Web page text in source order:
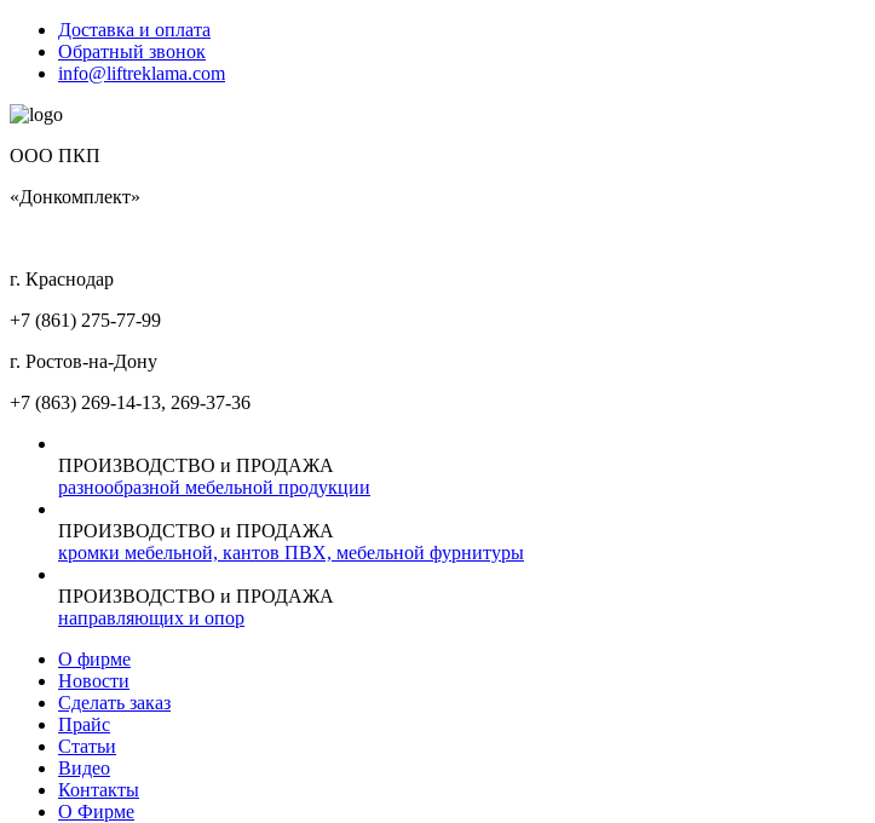
Доставка и оплата
Обратный звонок
info@liftreklama.com
ООО ПКП
«Донкомплект»
г. Краснодар
+7 (861) 275-77-99
г. Ростов-на-Дону
+7 (863) 269-14-13, 269-37-36
ПРОИЗВОДСТВО и ПРОДАЖА
разнообразной мебельной продукции
ПРОИЗВОДСТВО и ПРОДАЖА
кромки мебельной, кантов ПВХ, мебельной фурнитуры
ПРОИЗВОДСТВО и ПРОДАЖА
направляющих и опор
О фирме
Новости
Сделать заказ
Прайс
Статьи
Видео
Контакты
О Фирме